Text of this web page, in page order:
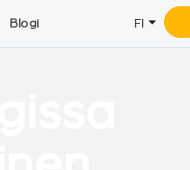
Blogi FI